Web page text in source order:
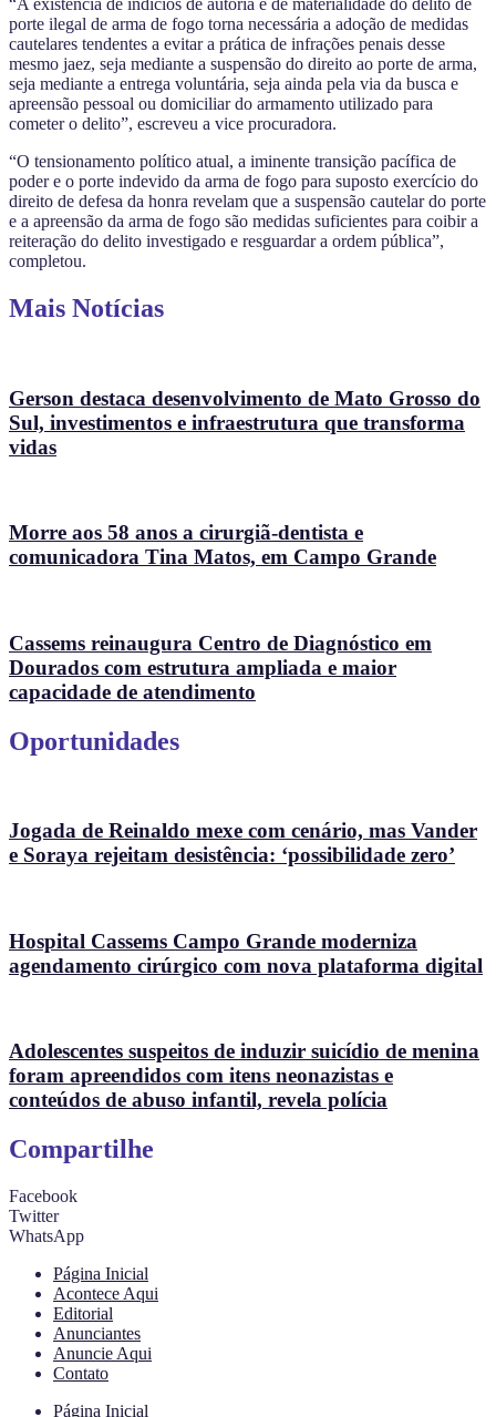
“A existência de indícios de autoria e de materialidade do delito de
porte ilegal de arma de fogo torna necessária a adoção de medidas
cautelares tendentes a evitar a prática de infrações penais desse
mesmo jaez, seja mediante a suspensão do direito ao porte de arma,
seja mediante a entrega voluntária, seja ainda pela via da busca e
apreensão pessoal ou domiciliar do armamento utilizado para
cometer o delito”, escreveu a vice procuradora.
“O tensionamento político atual, a iminente transição pacífica de
poder e o porte indevido da arma de fogo para suposto exercício do
direito de defesa da honra revelam que a suspensão cautelar do porte
e a apreensão da arma de fogo são medidas suficientes para coibir a
reiteração do delito investigado e resguardar a ordem pública”,
completou.
Mais Notícias
Gerson destaca desenvolvimento de Mato Grosso do
Sul, investimentos e infraestrutura que transforma
vidas
Morre aos 58 anos a cirurgiã-dentista e
comunicadora Tina Matos, em Campo Grande
Cassems reinaugura Centro de Diagnóstico em
Dourados com estrutura ampliada e maior
capacidade de atendimento
Oportunidades
Jogada de Reinaldo mexe com cenário, mas Vander
e Soraya rejeitam desistência: ‘possibilidade zero’
Hospital Cassems Campo Grande moderniza
agendamento cirúrgico com nova plataforma digital
Adolescentes suspeitos de induzir suicídio de menina
foram apreendidos com itens neonazistas e
conteúdos de abuso infantil, revela polícia
Compartilhe
Facebook
Twitter
WhatsApp
Página Inicial
Acontece Aqui
Editorial
Anunciantes
Anuncie Aqui
Contato
Página Inicial